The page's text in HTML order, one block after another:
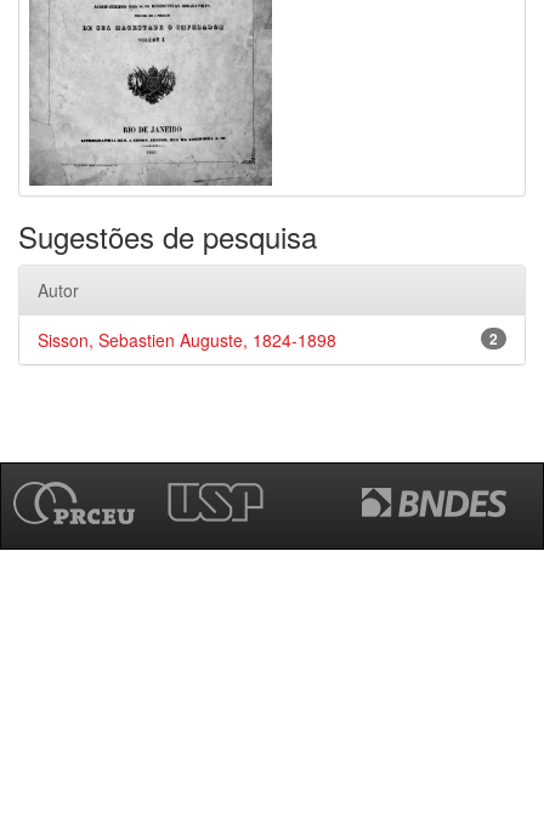
Sugestões de pesquisa
Autor
2
Sisson, Sebastien Auguste, 1824-1898